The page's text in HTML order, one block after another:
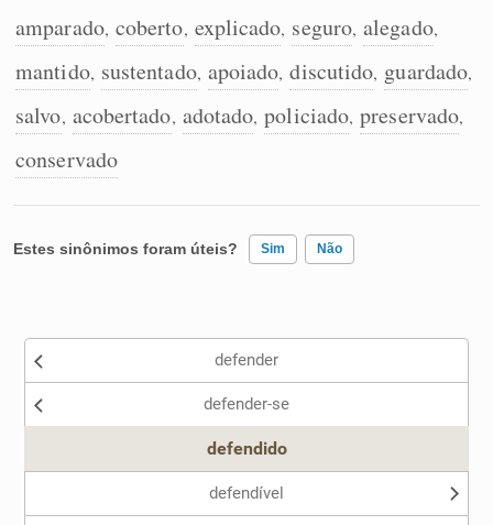
Caça-palavras
Dicionário
amparado, coberto, explicado, seguro, alegado,
mantido, sustentado, apoiado, discutido, guardado,
salvo, acobertado, adotado, policiado, preservado,
conservado
Estes sinônimos foram úteis? Sim Não
Nenhum dos sinônimos apresentados me ajudou
defender
defender-se
defendido
defendível